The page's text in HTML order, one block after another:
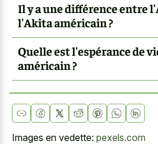
Il y a une différence entre
l'Akita américain ?
Quelle est l'espérance de
américain ?
Images en vedette: pexels.com